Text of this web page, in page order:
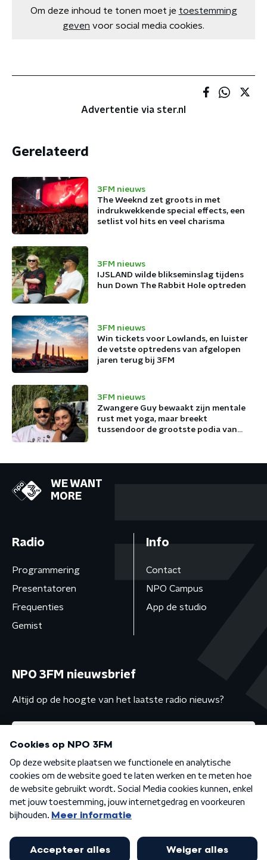
Om deze inhoud te tonen moet je toestemming
geven voor social media cookies.
Advertentie via ster.nl
Gerelateerd
3FM nieuws
The Weeknd zet groots in met
indrukwekkende special effects, een
setlist vol hits en veel charisma
3FM nieuws
IJSLAND wilde blikseminslag tijdens
hun Down The Rabbit Hole optreden
3FM nieuws
Win tickets voor Lowlands, en luister
de vetste optredens van afgelopen
jaren terug bij 3FM
3FM nieuws
Zwangere Guy bewaakt zijn mentale
rust met yoga, maar breekt
tussendoor de grootste podia van
WE WANT
MORE
Radio
Programmering
Presentatoren
Frequenties
Gemist
Info
Contact
NPO Campus
App de studio
NPO 3FM nieuwsbrief
Altijd op de hoogte van het laatste radio nieuws?
Algemene voorwaarden Privacybeleid